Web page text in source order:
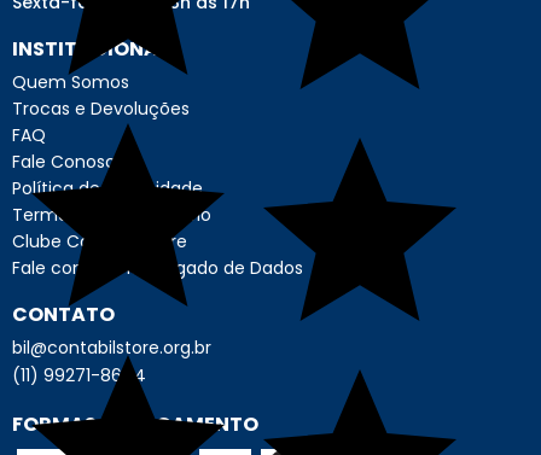
INSTITUCIONAL
Quem Somos
Trocas e Devoluções
FAQ
Fale Conosco
Política de Privacidade
Termo de Uso - Usuário
Clube Contábil Store
Fale com o Encarregado de Dados
CONTATO
bil@contabilstore.org.br
(11) 99271-8644
FORMAS DE PAGAMENTO